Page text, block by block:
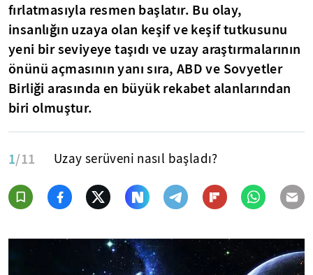
fırlatmasıyla resmen başlatır. Bu olay,
insanlığın uzaya olan keşif ve keşif tutkusunu
yeni bir seviyeye taşıdı ve uzay araştırmalarının
önünü açmasının yanı sıra, ABD ve Sovyetler
Birliği arasında en büyük rekabet alanlarından
biri olmuştur.
1/11 Uzay serüveni nasıl başladı?